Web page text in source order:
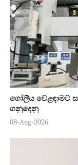
ගෝලීය වෙළඳාමට
ගනුදෙනු
08-Aug-2026